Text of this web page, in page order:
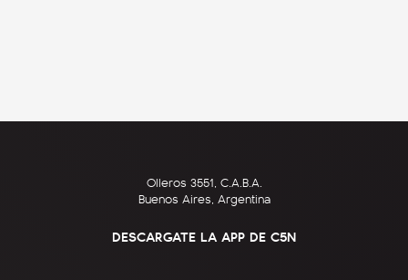
Olleros 3551, C.A.B.A.
Buenos Aires, Argentina
DESCARGATE LA APP DE C5N